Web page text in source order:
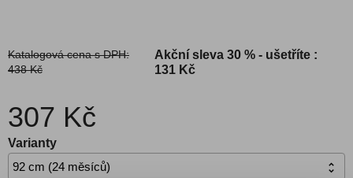
Katalogová cena s DPH:
438 Kč
Akční sleva 30 % - ušetříte :
131 Kč
307 Kč
Varianty